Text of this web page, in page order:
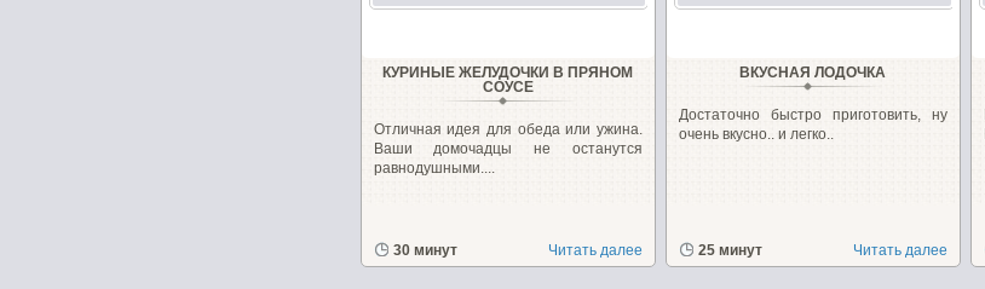
КУРИНЫЕ ЖЕЛУДОЧКИ В ПРЯНОМ
СОУСЕ
Отличная идея для обеда или ужина.
Ваши домочадцы не останутся
равнодушными....
30 минут Читать далее
ВКУСНАЯ ЛОДОЧКА
Достаточно быстро приготовить, ну
очень вкусно.. и легко..
25 минут Читать далее